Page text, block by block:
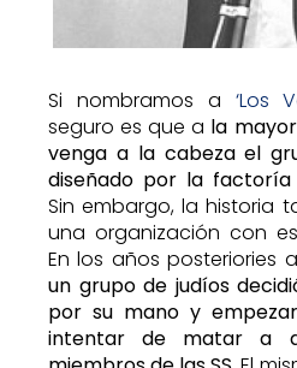
Si nombramos a ‘Los
seguro es que a la
venga a la cabeza el
diseñado por la factoría
Sin embargo, la historia
una organización con
En los años posteriories
un grupo de judíos
por su mano y
intentar de matar a